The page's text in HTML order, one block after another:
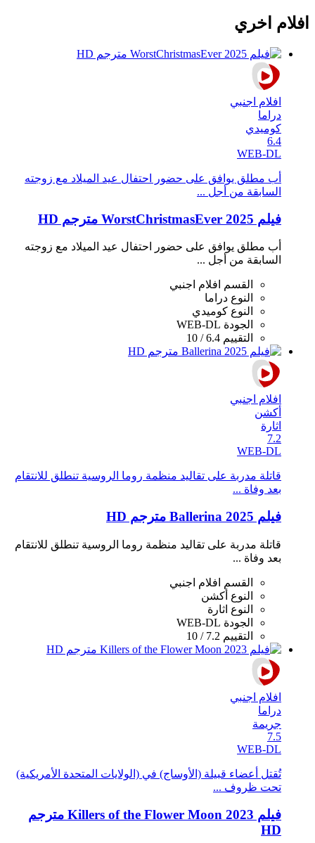
افلام اخري
افلام اجنبي
دراما
كوميدي
6.4
WEB-DL
أب مطلق يوافق على حضور احتفال عيد الميلاد مع زوجته
السابقة من أجل ...
فيلم WorstChristmasEver 2025 مترجم HD
أب مطلق يوافق على حضور احتفال عيد الميلاد مع زوجته
السابقة من أجل ...
القسم
افلام اجنبي
النوع دراما
النوع كوميدي
الجودة WEB-DL
التقييم 6.4 / 10
افلام اجنبي
أكشن
اثارة
7.2
WEB-DL
قاتلة مدربة على تقاليد منظمة روما الروسية تنطلق للانتقام
بعد وفاة ...
فيلم Ballerina 2025 مترجم HD
قاتلة مدربة على تقاليد منظمة روما الروسية تنطلق للانتقام
بعد وفاة ...
القسم
افلام اجنبي
النوع أكشن
النوع اثارة
الجودة WEB-DL
التقييم 7.2 / 10
افلام اجنبي
دراما
جريمة
7.5
WEB-DL
تُقتل أعضاء قبيلة (الأوساج) في (الولايات المتحدة الأمريكية)
تحت ظروف ...
فيلم Killers of the Flower Moon 2023 مترجم
HD